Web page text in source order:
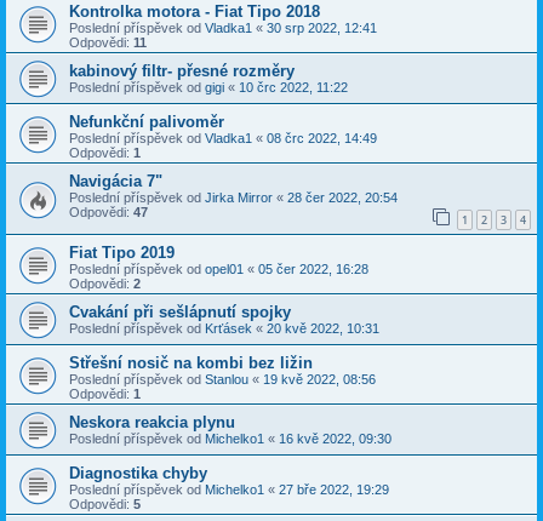
Kontrolka motora - Fiat Tipo 2018
Poslední příspěvek od Vladka1 « 30 srp 2022, 12:41
Odpovědi: 11
kabinový filtr- přesné rozměry
Poslední příspěvek od gigi « 10 črc 2022, 11:22
Nefunkční palivoměr
Poslední příspěvek od Vladka1 « 08 črc 2022, 14:49
Odpovědi: 1
Navigácia 7"
Poslední příspěvek od Jirka Mirror « 28 čer 2022, 20:54
Odpovědi: 47 1 2 3 4
Fiat Tipo 2019
Poslední příspěvek od opel01 « 05 čer 2022, 16:28
Odpovědi: 2
Cvakání při sešlápnutí spojky
Poslední příspěvek od Krťásek « 20 kvě 2022, 10:31
Střešní nosič na kombi bez ližin
Poslední příspěvek od Stanlou « 19 kvě 2022, 08:56
Odpovědi: 1
Neskora reakcia plynu
Poslední příspěvek od Michelko1 « 16 kvě 2022, 09:30
Diagnostika chyby
Poslední příspěvek od Michelko1 « 27 bře 2022, 19:29
Odpovědi: 5